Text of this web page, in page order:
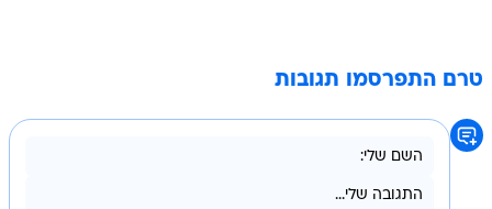
טרם התפרסמו תגובות